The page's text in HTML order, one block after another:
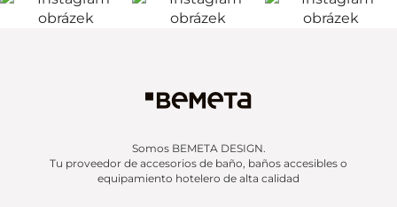
Somos BEMETA DESIGN.
Tu proveedor de accesorios de baño, baños accesibles o
equipamiento hotelero de alta calidad